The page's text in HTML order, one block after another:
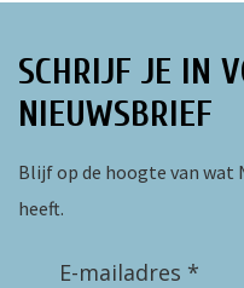
SCHRIJF JE IN
NIEUWSBRIEF
Blijf op de hoogte van wat
heeft.
E-mailadres *